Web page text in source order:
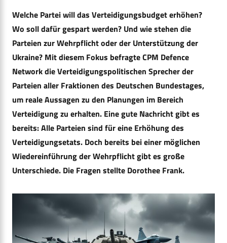
Welche Partei will das Verteidigungsbudget erhöhen?
Wo soll dafür gespart werden? Und wie stehen die
Parteien zur Wehrpflicht oder der Unterstützung der
Ukraine? Mit diesem Fokus befragte CPM Defence
Network die Verteidigungspolitischen Sprecher der
Parteien aller Fraktionen des Deutschen Bundestages,
um reale Aussagen zu den Planungen im Bereich
Verteidigung zu erhalten. Eine gute Nachricht gibt es
bereits: Alle Parteien sind für eine Erhöhung des
Verteidigungsetats. Doch bereits bei einer möglichen
Wiedereinführung der Wehrpflicht gibt es große
Unterschiede. Die Fragen stellte Dorothee Frank.